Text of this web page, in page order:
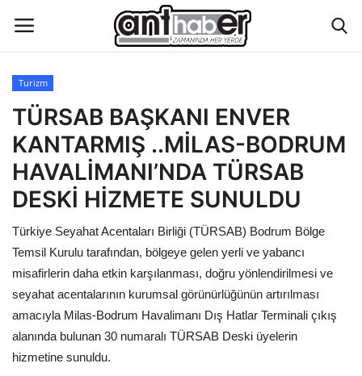
Künye
Eğitim
Aktüel Magazin
Hakkımızda
İletişim
Asayiş
Çevre
Turizm
TÜRSAB BAŞKANI ENVER
KANTARMIŞ ..MİLAS-BODRUM
HAVALİMANI’NDA TÜRSAB
DESKİ HİZMETE SUNULDU
Türkiye Seyahat Acentaları Birliği (TÜRSAB) Bodrum Bölge
Temsil Kurulu tarafından, bölgeye gelen yerli ve yabancı
misafirlerin daha etkin karşılanması, doğru yönlendirilmesi ve
seyahat acentalarının kurumsal görünürlüğünün artırılması
amacıyla Milas-Bodrum Havalimanı Dış Hatlar Terminali çıkış
alanında bulunan 30 numaralı TÜRSAB Deski üyelerin
hizmetine sunuldu.